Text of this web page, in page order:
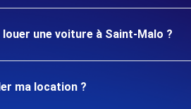
une voiture à Saint-Malo ?
ma location ?